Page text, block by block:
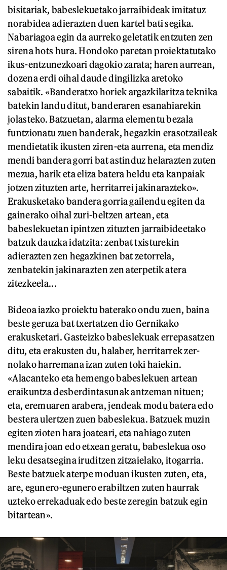
bisitariak, babeslekuetako jarraibideak imitatuz
norabidea adierazten duen kartel bati segika.
Nabariagoa egin da aurreko geletatik entzuten zen
sirena hots hura. Hondoko paretan proiektatutako
ikus-entzunezkoari dagokio zarata; haren aurrean,
dozena erdi oihal daude dingilizka aretoko
sabaitik. «Banderatxo horiek argazkilaritza teknika
batekin landu ditut, banderaren esanahiarekin
jolasteko. Batzuetan, alarma elementu bezala
funtzionatu zuen banderak, hegazkin erasotzaileak
mendietatik ikusten ziren-eta aurrena, eta mendiz
mendi bandera gorri bat astinduz helarazten zuten
mezua, harik eta eliza batera heldu eta kanpaiak
jotzen zituzten arte, herritarrei jakinarazteko».
Erakusketako bandera gorria gailendu egiten da
gainerako oihal zuri-beltzen artean, eta
babeslekuetan ipintzen zituzten jarraibideetako
batzuk dauzka idatzita: zenbat txisturekin
adierazten zen hegazkinen bat zetorrela,
zenbatekin jakinarazten zen aterpetik atera
zitezkeela...
Bideoa iazko proiektu baterako ondu zuen, baina
beste geruza bat txertatzen dio Gernikako
erakusketari. Gasteizko babeslekuak errepasatzen
ditu, eta erakusten du, halaber, herritarrek zer-
nolako harremana izan zuten toki haiekin.
«Alacanteko eta hemengo babeslekuen artean
eraikuntza desberdintasunak antzeman nituen;
eta, eremuaren arabera, jendeak modu batera edo
bestera ulertzen zuen babeslekua. Batzuek muzin
egiten zioten hara joateari, eta nahiago zuten
mendira joan edo etxean geratu, babeslekua oso
leku desatsegina iruditzen zitzaielako, itogarria.
Beste batzuek aterpe moduan ikusten zuten, eta,
are, egunero-egunero erabiltzen zuten haurrak
uzteko errekaduak edo beste zeregin batzuk egin
bitartean».